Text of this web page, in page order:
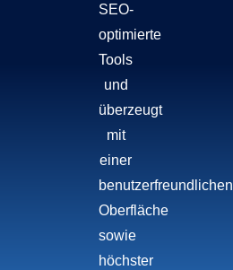
SEO-
optimierte
Tools
und
überzeugt
mit
einer
benutzerfreundlichen
Oberfläche
sowie
höchster